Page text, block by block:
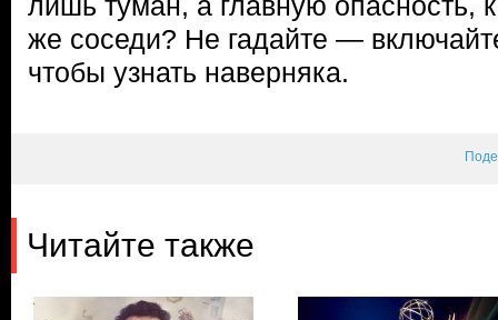
же соседи? Не гадайте —
чтобы узнать наверняка.
Читайте также